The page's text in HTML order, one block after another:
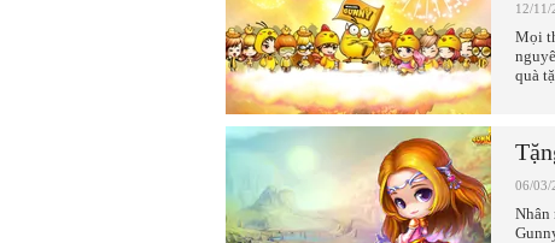
12/11/
Mọi
quà
06/03/
Nhân